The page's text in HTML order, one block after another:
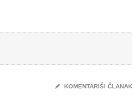
✎ KOMENTARIŠI ČLANAK